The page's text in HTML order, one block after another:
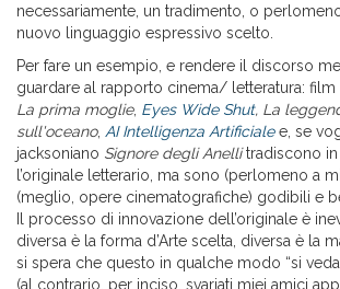
necessariamente, un tradimento, o
nuovo linguaggio espressivo scelto.
Per fare un esempio, e rendere il discorso
guardare al rapporto cinema/ letteratura:
La prima moglie, Eyes Wide Shut, La
sull'oceano, AI Intelligenza Artificialee, se
jacksoniano Signore degli Anellitradiscono in
l’originale letterario, ma sono (perlomeno a
(meglio, opere cinematografiche) godibili e
Il processo di innovazione dell’originale è
diversa è la forma d’Arte scelta, diversa è la
si spera che questo in qualche modo “si
(al contrario, per inciso, svariati miei amici